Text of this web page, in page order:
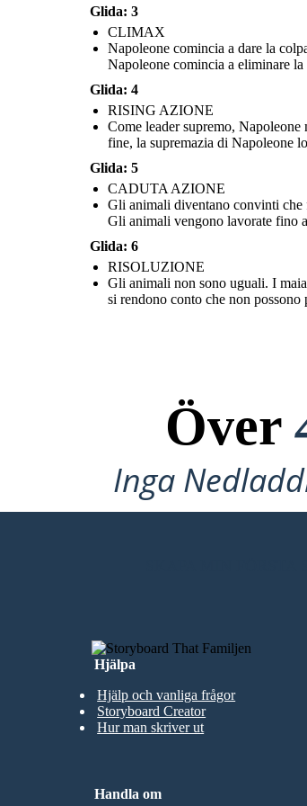
la tirannia che ha finito per essere. Le cose si fanno progressivamente peggiorando in
azienda. Gli animali vengono lavorate fino al punto di crollare, ed è chiaro che i
comandamenti sono stati riscritti.
RISOLUZIONE
Napoleone comincia a dare la colpa della palla di neve, il maiale ha cacciato via, per gli
Napoleone comincia a eliminare la fattoria, accusando gli altri animali di cospirare con
il suo vecchio rivale, e attaccandoli con i cani.
Gli animali non sono uguali. I maiali stanno cominciando ad assumere qualità umane -
come camminare in posizione verticale. Come gli animali guardano i maiali e gli esseri
umani, si rendono conto che non possono più dire il due a parte.
Glida: 3
CLIMAX
Napoleone comincia a dare la
Napoleone comincia a eliminare
Glida: 4
RISING AZIONE
Come leader supremo,
fine, la supremazia di Napoleone
Glida: 5
CADUTA AZIONE
Gli animali diventano convinti che
Gli animali vengono lavorate fino
Glida: 6
RISOLUZIONE
Gli animali non sono uguali. I
si rendono conto che non possono
Över
Inga
Hjälpa
Hjälp och vanliga frågor
Storyboard Creator
Hur man skriver ut
Handla om